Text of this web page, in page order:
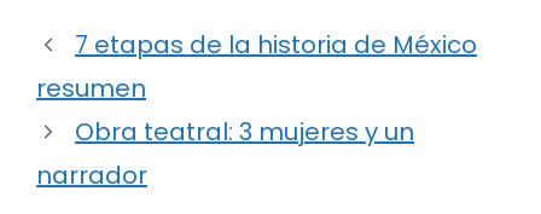
7 etapas de la historia de México
resumen
Obra teatral: 3 mujeres y un
narrador